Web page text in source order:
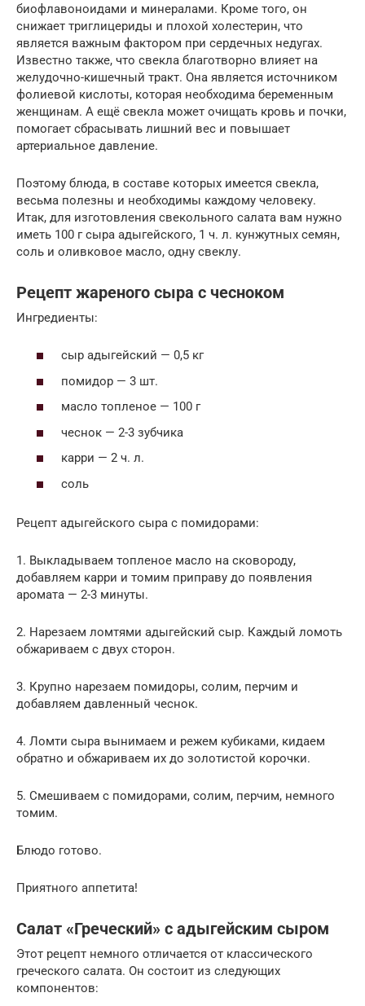
биофлавоноидами и минералами. Кроме того, он
снижает триглицериды и плохой холестерин, что
является важным фактором при сердечных недугах.
Известно также, что свекла благотворно влияет на
желудочно-кишечный тракт. Она является источником
фолиевой кислоты, которая необходима беременным
женщинам. А ещё свекла может очищать кровь и почки,
помогает сбрасывать лишний вес и повышает
артериальное давление.
Поэтому блюда, в составе которых имеется свекла,
весьма полезны и необходимы каждому человеку.
Итак, для изготовления свекольного салата вам нужно
иметь 100 г сыра адыгейского, 1 ч. л. кунжутных семян,
соль и оливковое масло, одну свеклу.
Рецепт жареного сыра с чесноком
Ингредиенты:
сыр адыгейский — 0,5 кг
помидор — 3 шт.
масло топленое — 100 г
чеснок — 2-3 зубчика
карри — 2 ч. л.
соль
Рецепт адыгейского сыра с помидорами:
1. Выкладываем топленое масло на сковороду,
добавляем карри и томим приправу до появления
аромата — 2-3 минуты.
2. Нарезаем ломтями адыгейский сыр. Каждый ломоть
обжариваем с двух сторон.
3. Крупно нарезаем помидоры, солим, перчим и
добавляем давленный чеснок.
4. Ломти сыра вынимаем и режем кубиками, кидаем
обратно и обжариваем их до золотистой корочки.
5. Смешиваем с помидорами, солим, перчим, немного
томим.
Блюдо готово.
Приятного аппетита!
Салат «Греческий» с адыгейским сыром
Этот рецепт немного отличается от классического
греческого салата. Он состоит из следующих
компонентов: